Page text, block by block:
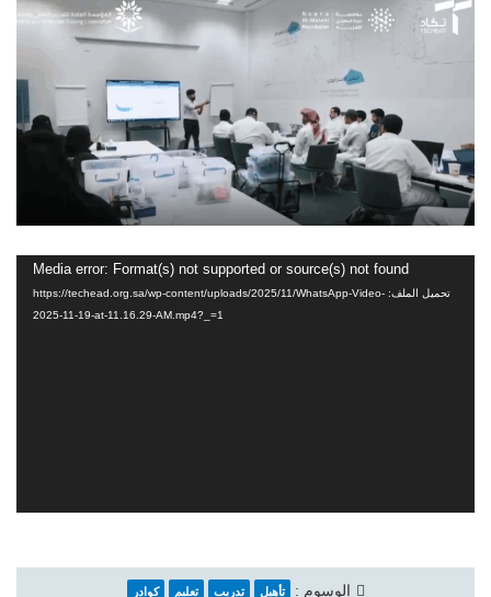
مشغل
Media error: Format(s) not supported or source(s) not found
تحميل الملف: https://techead.org.sa/wp-content/uploads/2025/11/WhatsApp-Video-
2025-11-19-at-11.16.29-AM.mp4?_=1
الوسوم : تأهيل تدريب تعليم كوادر